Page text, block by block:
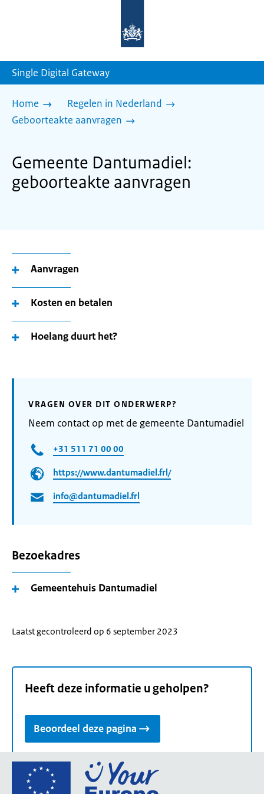
homepage
Single Digital Gateway
Home
Regelen in Nederland
Geboorteakte aanvragen
Gemeente Dantumadiel:
geboorteakte aanvragen
Aanvragen
Kosten en betalen
Hoelang duurt het?
VRAGEN OVER DIT ONDERWERP?
Neem contact op met de gemeente Dantumadiel
+31 511 71 00 00
https://www.dantumadiel.frl/
info@dantumadiel.frl
Bezoekadres
Gemeentehuis Dantumadiel
Laatst gecontroleerd op 6 september 2023
Heeft deze informatie u geholpen?
Beoordeel deze pagina
Ga